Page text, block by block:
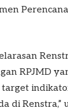
RPJMD
di Renstra,”